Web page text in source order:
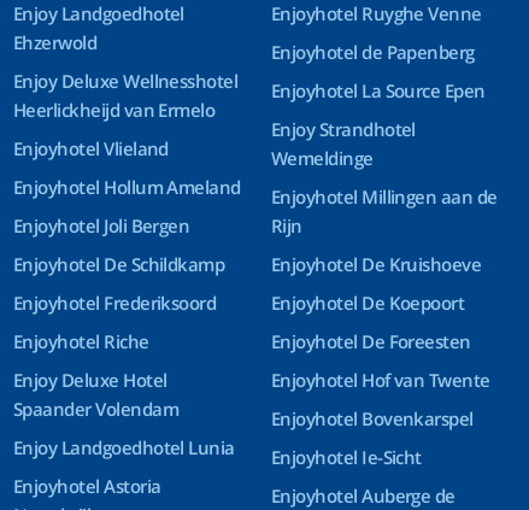
Enjoy Landgoedhotel
Ehzerwold
Enjoy Deluxe Wellnesshotel
Heerlickheijd van Ermelo
Enjoyhotel Vlieland
Enjoyhotel Hollum Ameland
Enjoyhotel Joli Bergen
Enjoyhotel De Schildkamp
Enjoyhotel Frederiksoord
Enjoyhotel Riche
Enjoy Deluxe Hotel
Spaander Volendam
Enjoy Landgoedhotel Lunia
Enjoyhotel Astoria
Enjoyhotel Ruyghe Venne
Enjoyhotel de Papenberg
Enjoyhotel La Source Epen
Enjoy Strandhotel
Wemeldinge
Enjoyhotel Millingen aan de
Rijn
Enjoyhotel De Kruishoeve
Enjoyhotel De Koepoort
Enjoyhotel De Foreesten
Enjoyhotel Hof van Twente
Enjoyhotel Bovenkarspel
Enjoyhotel Ie-Sicht
Enjoyhotel Auberge de